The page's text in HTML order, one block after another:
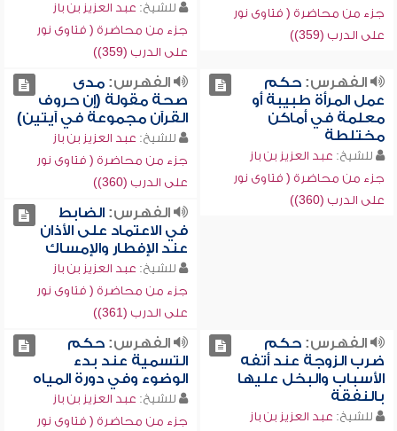
جزء من محاضرة ( فتاوى نور
على الدرب (359))
للشيخ: عبد العزيز بن باز
جزء من محاضرة ( فتاوى نور
على الدرب (359))
الفهرس:حكم
عمل المرأة طبيبة أو
معلمة في أماكن
مختلطة
للشيخ: عبد العزيز بن باز
جزء من محاضرة ( فتاوى نور
على الدرب (360))
الفهرس:مدى
صحة مقولة (إن حروف
القرآن مجموعة في آيتين)
للشيخ: عبد العزيز بن باز
جزء من محاضرة ( فتاوى نور
على الدرب (360))
الفهرس:الضابط
في الاعتماد على الأذان
عند الإفطار والإمساك
للشيخ: عبد العزيز بن باز
جزء من محاضرة ( فتاوى نور
على الدرب (361))
الفهرس:حكم
ضرب الزوجة عند أتفه
الأسباب والبخل عليها
بالنفقة
للشيخ: عبد العزيز بن باز
الفهرس:حكم
التسمية عند بدء
الوضوء وفي دورة المياه
للشيخ: عبد العزيز بن باز
جزء من محاضرة ( فتاوى نور